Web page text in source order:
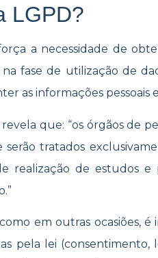
LGPD?
a necessidade de
fase de utilização de
as informações pessoais
que: “os órgãos de
serão tratados
realização de estudos e
como em outras ocasiões,
pela lei